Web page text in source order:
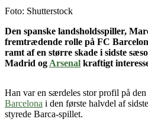
Foto: Shutterstock
Den spanske landsholdsspiller,
fremtrædende rolle på FC
ramt af en større skade i sidste
Madrid og Arsenal kraftigt
Han var en særdeles stor profil på
Barcelona i den første halvdel af
styrede Barca-spillet.